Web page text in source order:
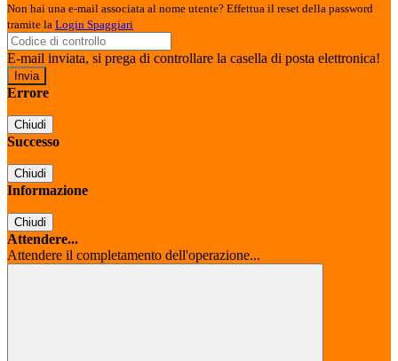
Non hai una e-mail associata al nome utente? Effettua il reset della password
tramite la Login Spaggiari
E-mail inviata, si prega di controllare la casella di posta elettronica!
Errore
Chiudi
Successo
Chiudi
Informazione
Chiudi
Attendere...
Attendere il completamento dell'operazione...